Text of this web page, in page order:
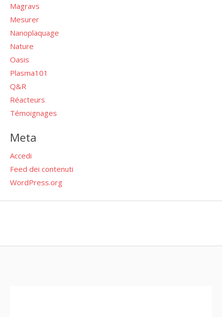
Magravs
Mesurer
Nanoplaquage
Nature
Oasis
Plasma101
Q&R
Réacteurs
Témoignages
Meta
Accedi
Feed dei contenuti
WordPress.org